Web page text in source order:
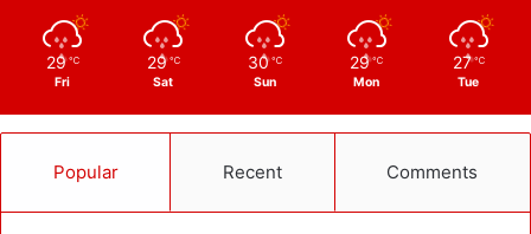
29 ℃
Fri
29 ℃
Sat
30 ℃
Sun
29 ℃
Mon
27 ℃
Tue
Popular Recent Comments